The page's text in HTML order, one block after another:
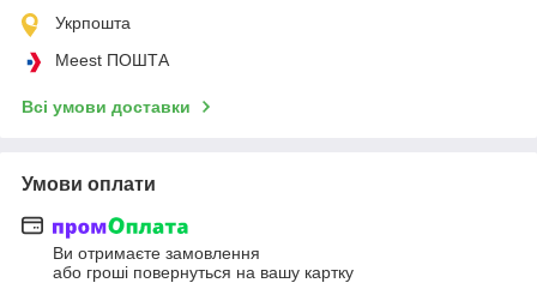
Укрпошта
Meest ПОШТА
Всі умови доставки
Умови оплати
Ви отримаєте замовлення
або гроші повернуться на вашу картку